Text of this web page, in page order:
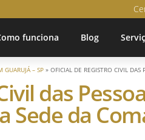
funciona Blog
GUARUJÁ – SP» OFICIAL DE REGISTRO CIVIL DAS
das
Sede da